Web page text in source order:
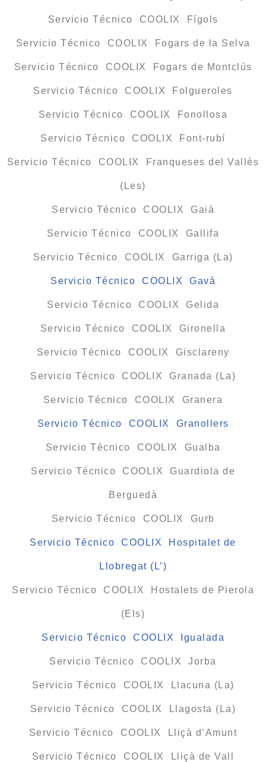
Servicio Técnico COOLIX Fígols
Servicio Técnico COOLIX Fogars de la Selva
Servicio Técnico COOLIX Fogars de Montclús
Servicio Técnico COOLIX Folgueroles
Servicio Técnico COOLIX Fonollosa
Servicio Técnico COOLIX Font-rubí
Servicio Técnico COOLIX Franqueses del Vallès
(Les)
Servicio Técnico COOLIX Gaià
Servicio Técnico COOLIX Gallifa
Servicio Técnico COOLIX Garriga (La)
Servicio Técnico COOLIX Gavà
Servicio Técnico COOLIX Gelida
Servicio Técnico COOLIX Gironella
Servicio Técnico COOLIX Gisclareny
Servicio Técnico COOLIX Granada (La)
Servicio Técnico COOLIX Granera
Servicio Técnico COOLIX Granollers
Servicio Técnico COOLIX Gualba
Servicio Técnico COOLIX Guardiola de
Berguedà
Servicio Técnico COOLIX Gurb
Servicio Técnico COOLIX Hospitalet de
Llobregat (L’)
Servicio Técnico COOLIX Hostalets de Pierola
(Els)
Servicio Técnico COOLIX Igualada
Servicio Técnico COOLIX Jorba
Servicio Técnico COOLIX Llacuna (La)
Servicio Técnico COOLIX Llagosta (La)
Servicio Técnico COOLIX Lliçà d’Amunt
Servicio Técnico COOLIX Lliçà de Vall